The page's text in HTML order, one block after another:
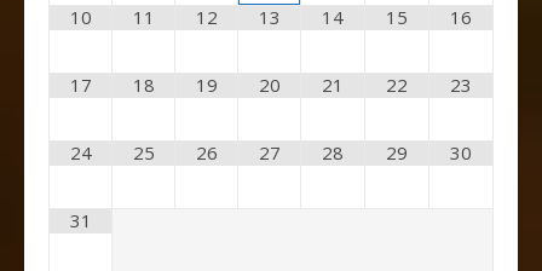
10 11 12 13 14 15 16
17 18 19 20 21 22 23
24 25 26 27 28 29 30
31